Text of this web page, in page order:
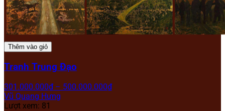
Thêm vào giỏ
Tranh Trung Đạo
301.000.000₫ – 500.000.000₫
Vũ Quang Hưng
Lượt xem: 81